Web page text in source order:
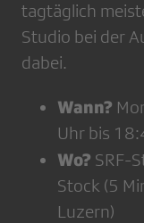
tagtäglich
Studio bei der
dabei.
Wann?
Uhr bis
Wo? SRF-
Stock (5
Luzern)